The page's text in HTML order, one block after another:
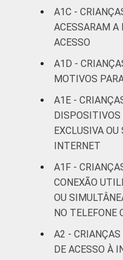
ADOLESCENTE
RENDA
A1C -
ACESSARAM A
ACESSO
A1D -
MOTIVOS
A1E -
EXCLUSIVA
INTERNET
A1F -
CONEXÃO
OU
NO TELEFONE
A2 - CRIANÇAS
DE ACESSO À